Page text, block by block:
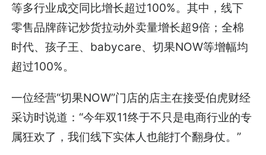
等多行业成交同比增长超过100%。其中，线下
零售品牌薛记炒货拉动外卖量增长超9倍；全棉
时代、孩子王、babycare、切果NOW等增幅均
超过100%。
一位经营“切果NOW”门店的店主在接受伯虎财经
采访时说道：“今年双11终于不只是电商行业的专
属狂欢了，我们线下实体人也能打个翻身仗。”